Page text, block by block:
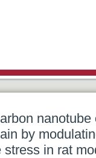
oxidative
nanotube
by
in rat